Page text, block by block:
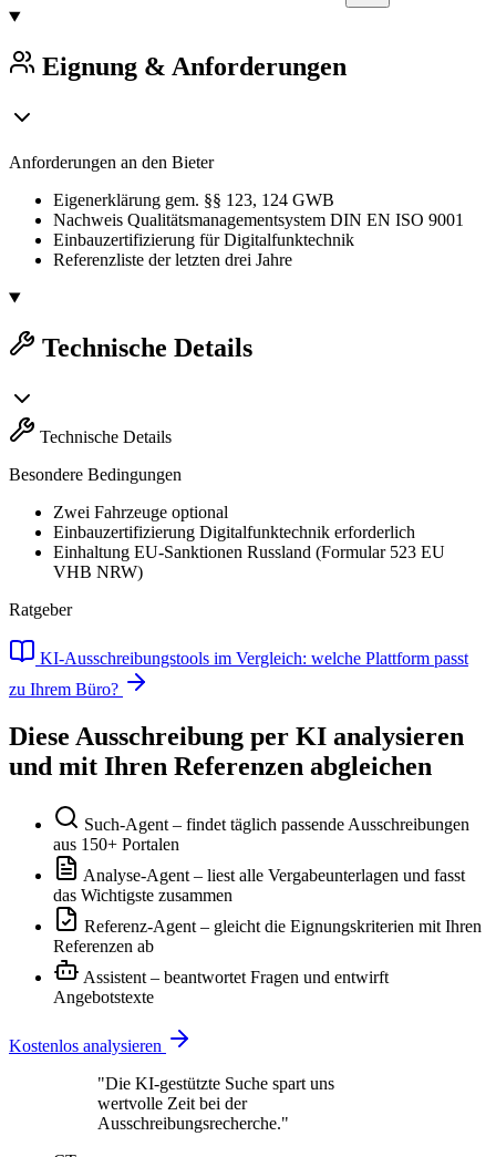
Eignung & Anforderungen
Anforderungen an den Bieter
Eigenerklärung gem. §§ 123, 124 GWB
Nachweis Qualitätsmanagementsystem DIN EN ISO 9001
Einbauzertifizierung für Digitalfunktechnik
Referenzliste der letzten drei Jahre
Technische Details
Technische Details
Besondere Bedingungen
Zwei Fahrzeuge optional
Einbauzertifizierung Digitalfunktechnik erforderlich
Einhaltung EU-Sanktionen Russland (Formular 523 EU
VHB NRW)
Ratgeber
KI-Ausschreibungstools im Vergleich: welche Plattform passt
zu Ihrem Büro?
Diese Ausschreibung per KI analysieren
und mit Ihren Referenzen abgleichen
Such-Agent – findet täglich passende Ausschreibungen
aus 150+ Portalen
Analyse-Agent – liest alle Vergabeunterlagen und fasst
das Wichtigste zusammen
Referenz-Agent – gleicht die Eignungskriterien mit Ihren
Referenzen ab
Assistent – beantwortet Fragen und entwirft
Angebotstexte
Kostenlos analysieren
"Die KI-gestützte Suche spart uns
wertvolle Zeit bei der
Ausschreibungsrecherche."